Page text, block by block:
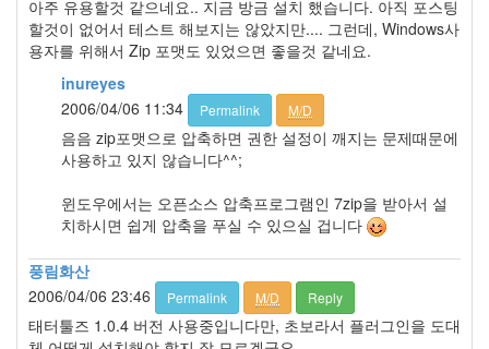
아주 유용할것 같으네요.. 지금 방금 설치 했습니다. 아직 포스팅
할것이 없어서 테스트 해보지는 않았지만.... 그런데, Windows사
용자를 위해서 Zip 포맷도 있었으면 좋을것 같네요.
inureyes
2006/04/06 11:34
Permalink M/D
음음 zip포맷으로 압축하면 권한 설정이 깨지는 문제때문에
사용하고 있지 않습니다^^;
윈도우에서는 오픈소스 압축프로그램인 7zip을 받아서 설
치하시면 쉽게 압축을 푸실 수 있으실 겁니다
풍림화산
2006/04/06 23:46
Permalink M/D Reply
태터툴즈 1.0.4 버전 사용중입니다만, 초보라서 플러그인을 도대